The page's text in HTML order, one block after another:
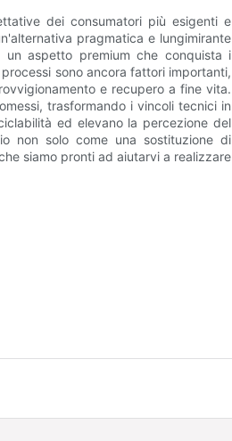
dei consumatori più esigenti e
pragmatica e lungimirante
aspetto premium che conquista i
sono ancora fattori importanti,
e recupero a fine vita.
trasformando i vincoli tecnici in
ed elevano la percezione del
non solo come una sostituzione di
siamo pronti ad aiutarvi a realizzare